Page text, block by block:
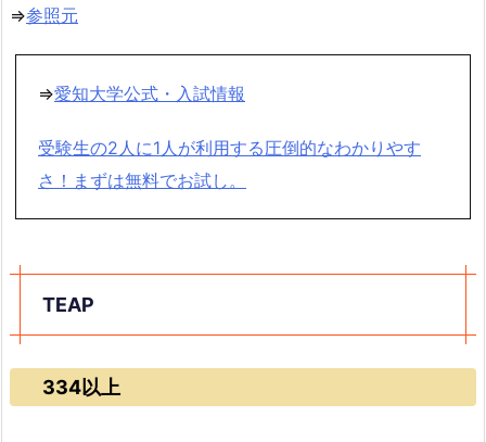
⇒参照元
⇒愛知大学公式・入試情報
受験生の2人に1人が利用する圧倒的なわかりやす
さ！まずは無料でお試し。
TEAP
334以上